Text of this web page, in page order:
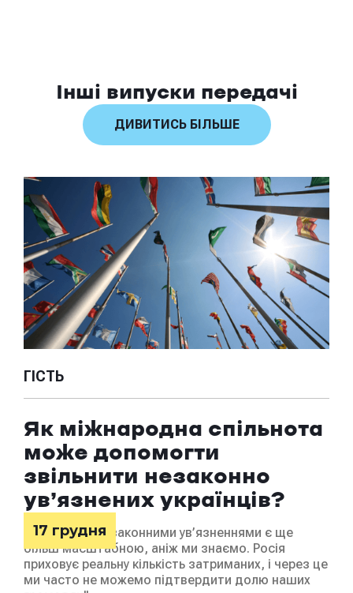
Інші випуски передачі
ДИВИТИСЬ БІЛЬШЕ
ГІСТЬ
Як міжнародна спільнота
може допомогти
звільнити незаконно
ув’язнених українців?
17 грудня
"Ситуація з незаконними ув’язненнями є ще
більш масштабною, аніж ми знаємо. Росія
приховує реальну кількість затриманих, і через це
ми часто не можемо підтвердити долю наших